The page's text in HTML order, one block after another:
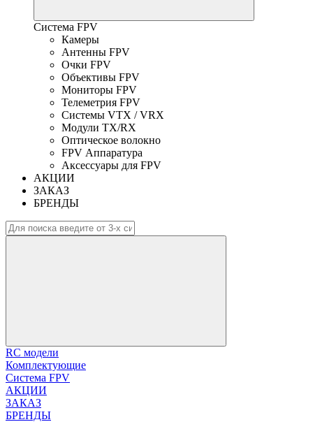
Система FPV
Камеры
Антенны FPV
Очки FPV
Объективы FPV
Мониторы FPV
Телеметрия FPV
Системы VTX / VRX
Модули TX/RX
Оптическое волокно
FPV Аппаратура
Аксессуары для FPV
АКЦИИ
ЗАКАЗ
БРЕНДЫ
RC модели
Комплектующие
Система FPV
АКЦИИ
ЗАКАЗ
БРЕНДЫ